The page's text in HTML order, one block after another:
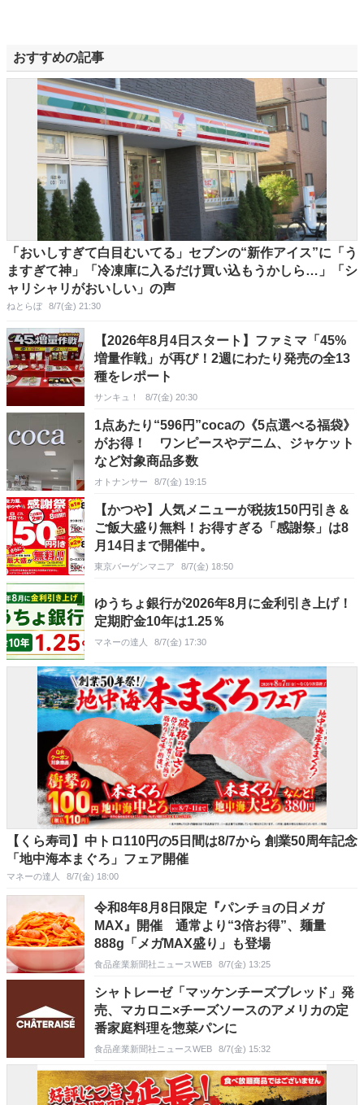
おすすめの記事
「おいしすぎて白目むいてる」セブンの“新作アイス”に「う
ますぎて神」「冷凍庫に入るだけ買い込もうかしら…」「シ
ャリシャリがおいしい」の声
ねとらぼ 8/7(金) 21:30
【2026年8月4日スタート】ファミマ「45%
増量作戦」が再び！2週にわたり発売の全13
種をレポート
サンキュ！ 8/7(金) 20:30
1点あたり“596円”cocaの《5点選べる福袋》
がお得！ ワンピースやデニム、ジャケット
など対象商品多数
オトナンサー 8/7(金) 19:15
【かつや】人気メニューが税抜150円引き＆
ご飯大盛り無料！お得すぎる「感謝祭」は8
月14日まで開催中。
東京バーゲンマニア 8/7(金) 18:50
ゆうちょ銀行が2026年8月に金利引き上げ！
定期貯金10年は1.25％
マネーの達人 8/7(金) 17:30
【くら寿司】中トロ110円の5日間は8/7から 創業50周年記念
「地中海本まぐろ」フェア開催
マネーの達人 8/7(金) 18:00
令和8年8月8日限定『パンチョの日メガ
MAX』開催 通常より“3倍お得”、麺量
888g「メガMAX盛り」も登場
食品産業新聞社ニュースWEB 8/7(金) 13:25
シャトレーゼ「マッケンチーズブレッド」発
売、マカロニ×チーズソースのアメリカの定
番家庭料理を惣菜パンに
食品産業新聞社ニュースWEB 8/7(金) 15:32